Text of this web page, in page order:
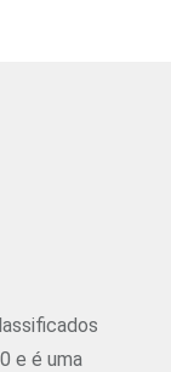
e é uma